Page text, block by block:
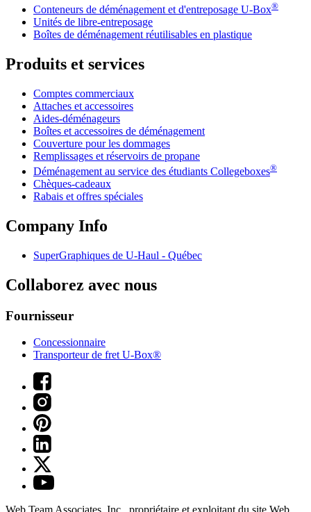
Conteneurs de déménagement et d'entreposage U-Box®
Unités de libre-entreposage
Boîtes de déménagement réutilisables en plastique
Produits et services
Comptes commerciaux
Attaches et accessoires
Aides-déménageurs
Boîtes et accessoires de déménagement
Couverture pour les dommages
Remplissages et réservoirs de propane
Déménagement au service des étudiants Collegeboxes®
Chèques-cadeaux
Rabais et offres spéciales
Company Info
SuperGraphiques de U-Haul - Québec
Collaborez avec nous
Fournisseur
Concessionnaire
Transporteur de fret U-Box®